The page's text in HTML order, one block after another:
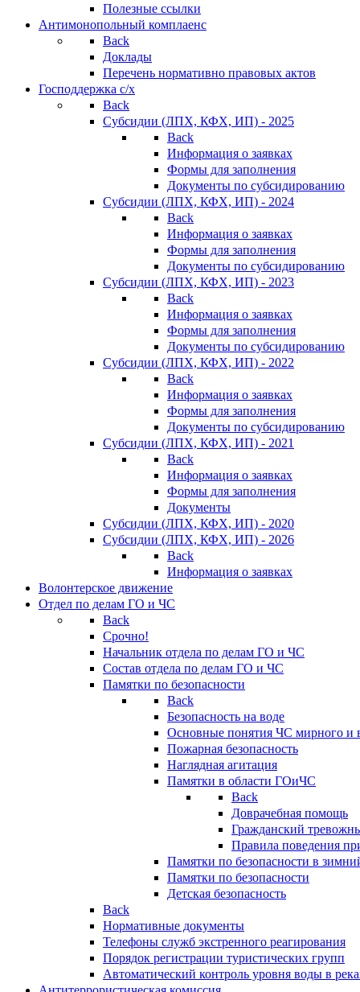
Полезные ссылки
Антимонопольный комплаенс
Back
Доклады
Перечень нормативно правовых актов
Господдержка с/х
Back
Субсидии (ЛПХ, КФХ, ИП) - 2025
Back
Информация о заявках
Формы для заполнения
Документы по субсидированию
Субсидии (ЛПХ, КФХ, ИП) - 2024
Back
Информация о заявках
Формы для заполнения
Документы по субсидированию
Субсидии (ЛПХ, КФХ, ИП) - 2023
Back
Информация о заявках
Формы для заполнения
Документы по субсидированию
Субсидии (ЛПХ, КФХ, ИП) - 2022
Back
Информация о заявках
Формы для заполнения
Документы по субсидированию
Субсидии (ЛПХ, КФХ, ИП) - 2021
Back
Информация о заявках
Формы для заполнения
Документы
Субсидии (ЛПХ, КФХ, ИП) - 2020
Субсидии (ЛПХ, КФХ, ИП) - 2026
Back
Информация о заявках
Волонтерское движение
Отдел по делам ГО и ЧС
Back
Срочно!
Начальник отдела по делам ГО и ЧС
Состав отдела по делам ГО и ЧС
Памятки по безопасности
Back
Безопасность на воде
Основные понятия ЧС мирного и
Пожарная безопасность
Наглядная агитация
Памятки в области ГОиЧС
Back
Доврачебная помощь
Гражданский
Правила поведения
Памятки по безопасности в
Памятки по безопасности
Детская безопасность
Back
Нормативные документы
Телефоны служб экстренного реагирования
Порядок регистрации туристических групп
Автоматический контроль уровня воды в